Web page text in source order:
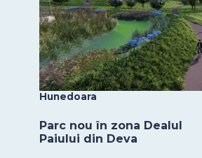
Hunedoara
Parc nou în zona Dealul
Paiului din Deva